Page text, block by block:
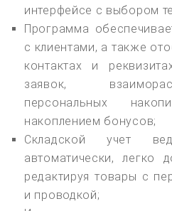
интерфейсе с выбором
Программа
с клиентами, а также
контактах и
заявок,
персональных
накоплением бонусов;
Складской учет
автоматически, легко
редактируя товары с
и проводкой;